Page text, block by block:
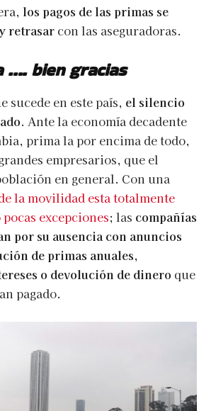
los pagos de las primas se
retrasar con las aseguradoras.
…. bien gracias
sucede en este país, el silencio
. Ante la economía decadente
prima la por encima de todo,
empresarios, que el
en general. Con una
la movilidad esta totalmente
excepciones; las compañías
por su ausencia con anuncios
de primas anuales,
o devolución de dinero que
pagado.